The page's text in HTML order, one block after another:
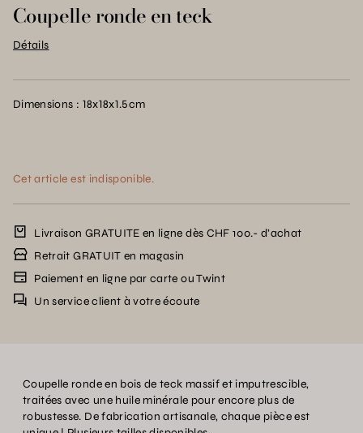
Coupelle ronde en teck
Détails
Dimensions : 18x18x1.5cm
Cet article est indisponible.
Livraison GRATUITE en ligne dès CHF 100.- d’achat
Retrait GRATUIT en magasin
Paiement en ligne par carte ou Twint
Un service client à votre écoute
Coupelle ronde en bois de teck massif et imputrescible,
traitées avec une huile minérale pour encore plus de
robustesse. De fabrication artisanale, chaque pièce est